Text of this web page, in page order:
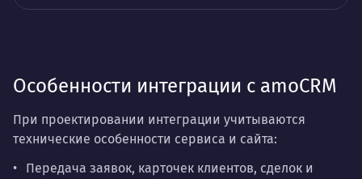
Особенности интеграции с amoCRM
При проектировании интеграции учитываются
технические особенности сервиса и сайта:
Передача заявок, карточек клиентов, сделок и